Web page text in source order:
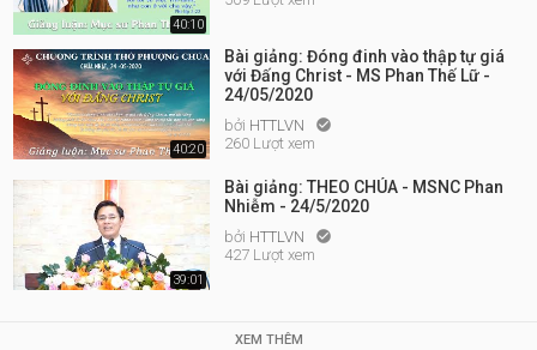
40:10
40:20
Bài giảng: Đóng đinh vào thập tự giá
với Đấng Christ - MS Phan Thế Lữ -
24/05/2020
bởi HTTLVN 
260 Lượt xem
39:01
Bài giảng: THEO CHÚA - MSNC Phan
Nhiễm - 24/5/2020
bởi HTTLVN 
427 Lượt xem
XEM THÊM